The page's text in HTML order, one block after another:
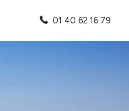
01 40 62 16 79